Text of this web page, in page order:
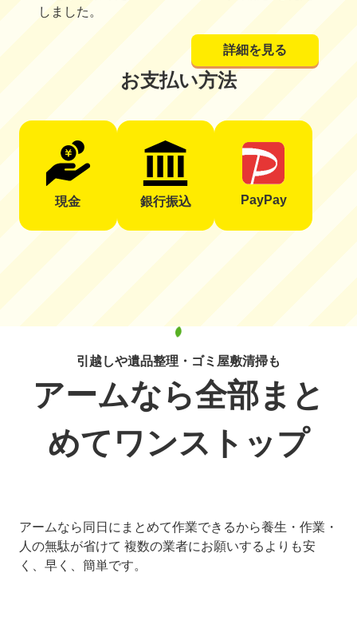
しました。
詳細を見る
お支払い方法
現金 銀行振込 PayPay
引越しや遺品整理・ゴミ屋敷清掃も
アームなら全部まと
めてワンストップ
アームなら同日にまとめて作業できるから養生・作業・
人の無駄が省けて 複数の業者にお願いするよりも安
く、早く、簡単です。